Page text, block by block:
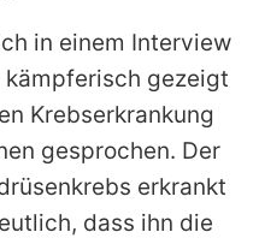
Promiflash
in einem Interview
kämpferisch gezeigt
Krebserkrankung
gesprochen. Der
erkrankt
dass ihn die